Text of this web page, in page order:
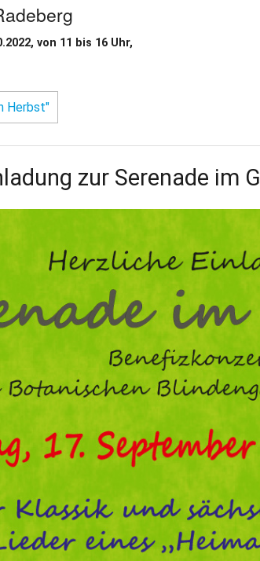
von 11 bis 16 Uhr,
Herbst"
zur Serenade im